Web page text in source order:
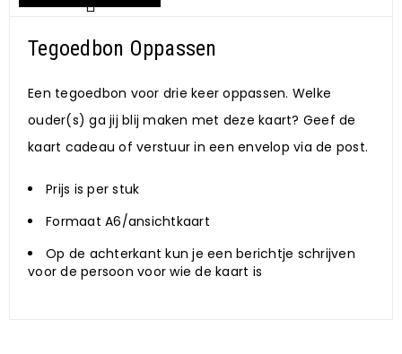
Tegoedbon Oppassen
Een tegoedbon voor drie keer oppassen. Welke
ouder(s) ga jij blij maken met deze kaart? Geef de
kaart cadeau of verstuur in een envelop via de post.
Prijs is per stuk
Formaat A6/ansichtkaart
Op de achterkant kun je een berichtje schrijven
voor de persoon voor wie de kaart is